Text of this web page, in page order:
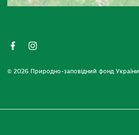
© 2026 Природно-заповідний фонд України